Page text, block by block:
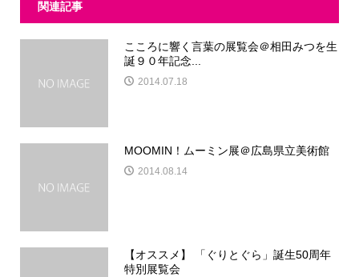
関連記事
こころに響く言葉の展覧会＠相田みつを生
誕９０年記念...
2014.07.18
MOOMIN！ムーミン展＠広島県立美術館
2014.08.14
【オススメ】 「ぐりとぐら」誕生50周年
特別展覧会